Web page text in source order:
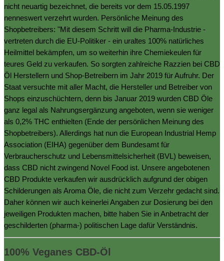
nicht neuartig bezeichnet, die bereits vor dem 15.05.1997
nenneswert verzehrt wurden. Persönliche Meinung des
Shopbetreibers: "Mit diesem Schritt will die Pharma-Industrie -
vertreten durch die EU-Politiker - ein uraltes 100% natürliches
Heilmittel bekämpfen, um so weiterhin ihre Chemiekeulen für
teures Geld zu verkaufen. So sorgten zahlreiche Razzien bei CBD
Öl Herstellern und Shop-Betreibern im Jahr 2019 für Aufruhr. Der
Staat versuchte mit aller Macht, die Hersteller und Betreiber von
Shops einzuschüchtern, denn bis Januar 2019 wurden CBD Öle
ganz legal als Nahrungsergänzung angeboten, wenn sie weniger
als 0,2% THC enthielten (Ende der persönlichen Meinung des
Shopbetreibers). Allerdings hat nun die European Industrial Hemp
Association (EIHA) gegenüber dem Bundesamt für
Verbraucherschutz und Lebensmittelsicherheit (BVL) beweisen,
dass CBD nicht zwingend Novel Food ist. Unsere angebotenen
CBD Produkte verkaufen wir ausdrücklich aufgrund der obigen
Schilderungen als Aroma Öle, die nicht zum Verzehr gedacht sind.
Daher können wir auch keinerlei Angaben zur Dosierung bei den
jeweiligen Produkten machen, bitte haben Sie in Anbetracht der
geschilderten (pharma-) politischen Lage dafür Verständnis.
100% Veganes CBD-Öl